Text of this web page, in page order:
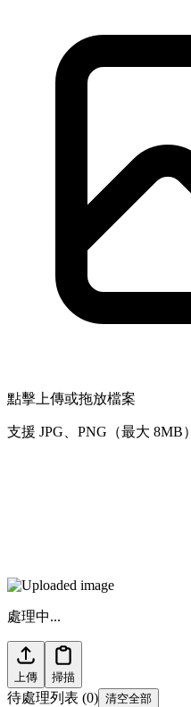
點擊上傳或拖放檔案
支援 JPG、PNG（最大 8MB）
處理中...
上傳 掃描
待處理列表 (0) 清空全部